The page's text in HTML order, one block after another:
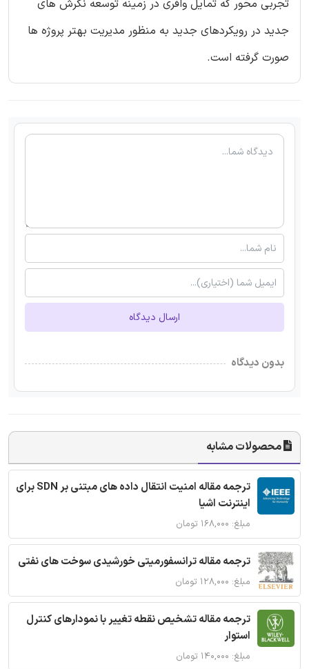
تجربی محور که تمایل وافری در زمینه توسعه نگرش های
جدید در رویکردهای جدید به منظور مدیریت بهتر پروژه ها
صورت گرفته است.
ارسال دیدگاه
بدون دیدگاه
محصولات مشابه
ترجمه مقاله امنیت انتقال داده های مبتنی بر SDN برای
اینترنت اشیا
مبلغ: ۱۶۸,۰۰۰ تومان
ترجمه مقاله ترانسفورمیتی خورشیدی سوخت های نفتی
مبلغ: ۱۲۸,۰۰۰ تومان
ترجمه مقاله تشخیص نقطه تغییر با نمودارهای کنترل
استوار
مبلغ: ۱۴۰,۰۰۰ تومان